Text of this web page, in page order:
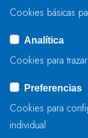
Se
ENVIAR
Cookies básicas
Analítica
Cookies para
Preferencias
Cookies para
individual